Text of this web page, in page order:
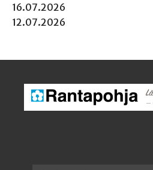
16.07.2026
12.07.2026